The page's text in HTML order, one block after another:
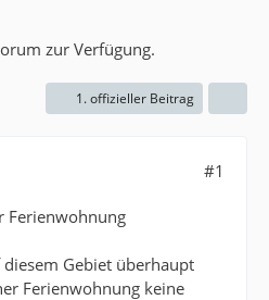
zur Verfügung.
1. offizieller Beitrag
#1
Ferienwohnung
Gebiet überhaupt
Ferienwohnung keine